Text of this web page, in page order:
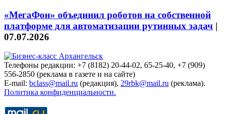
«МегаФон» объединил роботов на собственной
платформе для автоматизации рутинных задач |
07.07.2026
Телефоны редакции: +7 (8182) 20-44-02, 65-25-40, +7 (909)
556-2850 (реклама в газете и на сайте)
E-mail: bclass@mail.ru (редакция), 29rbk@mail.ru (реклама).
Политика конфиденциальности.